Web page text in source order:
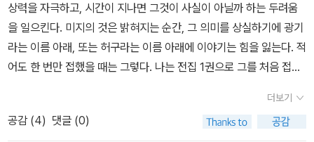
상력을 자극하고, 시간이 지나면 그것이 사실이 아닐까 하는 두려움
을 일으킨다. 미지의 것은 밝혀지는 순간, 그 의미를 상실하기에 광기
라는 이름 아래, 또는 허구라는 이름 아래에 이야기는 힘을 잃는다. 적
어도 한 번만 접했을 때는 그렇다. 나는 전집 1권으로 그를 처음 접했
때만 해도 참 뛰어난 상상력을 가졌다고 생각했지만, 이쯤 되면 생각
이 조금 달라진다. 어떻게 하면 한 사람의 머릿속에서 이 모든 형언할
더보기
공감 (4) 댓글 (0)